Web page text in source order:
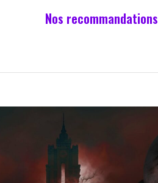
Nos recommandations